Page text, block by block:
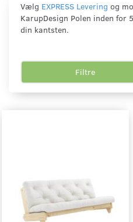
Vælg EXPRESS Levering og
KarupDesign Polen inden for
din kantsten.
Filtre